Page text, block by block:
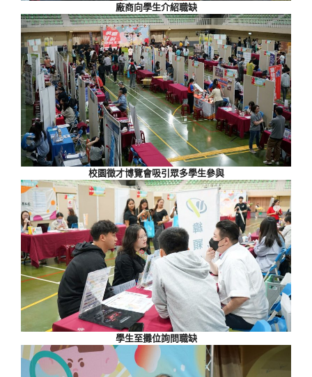
廠商向學生介紹職缺
校園徵才博覽會吸引眾多學生參與
學生至攤位詢問職缺